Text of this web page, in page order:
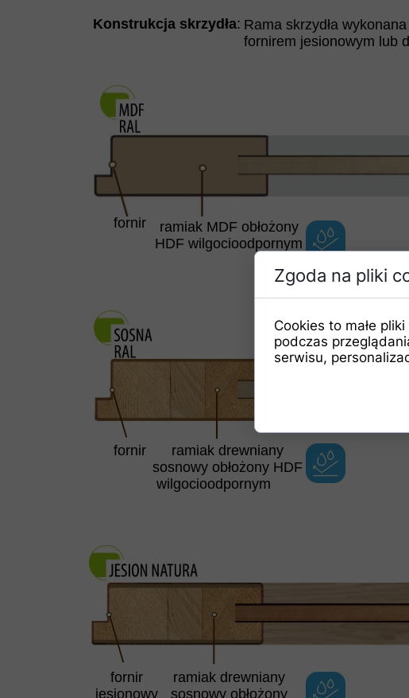
wilgocioodpornym
ramiak drewniany
sosnowy obłożony HDF
fornir
ramiak MDF obłożony
HDF wilgocioodpornym
fornir
ramiak drewniany
sosnowy obłożony
fornir
jesionowy
Rama skrzydła
fornirem jesionowym lub
Konstrukcja skrzydła:
Zgoda na pliki
Cookies to małe
podczas
serwisu,